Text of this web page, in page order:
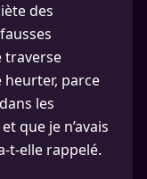
des
traverse
parce
les
que je n’avais
t-elle rappelé.